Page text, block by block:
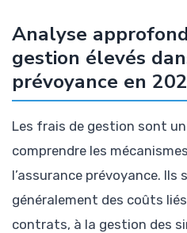
Analyse
gestion élevés
prévoyance en
Les frais de gestion sont
comprendre les
l’assurance prévoyance. Ils
généralement des coûts
contrats, à la gestion des